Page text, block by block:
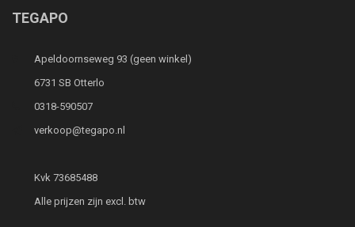
TEGAPO
Apeldoornseweg 93 (geen winkel)
6731 SB Otterlo
0318-590507
verkoop@tegapo.nl
Kvk 73685488
Alle prijzen zijn excl. btw